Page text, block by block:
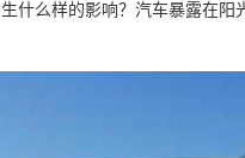
什么样的影响？汽车暴露在阳